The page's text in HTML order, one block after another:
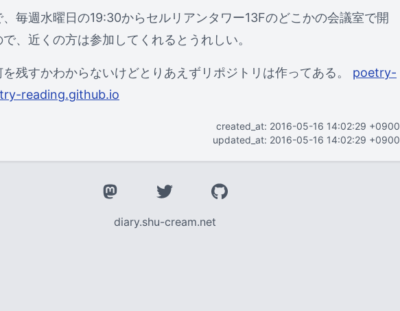
、毎週水曜日の19:30からセルリアンタワー13Fのどこかの会議室で開
、近くの方は参加してくれるとうれしい。
残すかわからないけどとりあえずリポジトリは作ってある。 poetry-
reading.github.io
created_at: 2016-05-16 14:02:29 +0900
updated_at: 2016-05-16 14:02:29 +0900
diary.shu-cream.net